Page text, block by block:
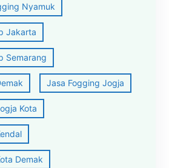
Nyamuk
Jakarta
Semarang
Jasa Fogging Jogja
Kota
Demak